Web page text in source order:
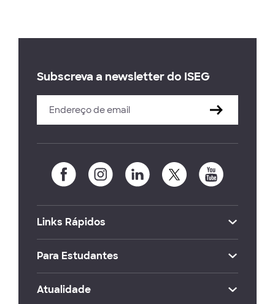
Subscreva a newsletter do ISEG
Links Rápidos
Para Estudantes
Atualidade